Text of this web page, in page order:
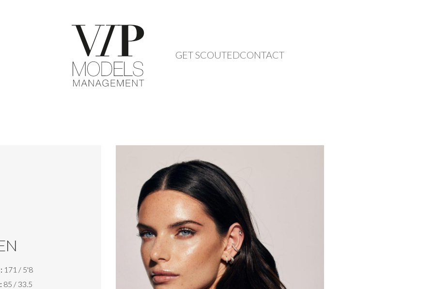
GET SCOUTEDCONTACT
171 / 5'8
85 / 33.5